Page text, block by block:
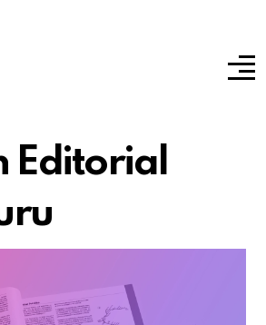
Editorial